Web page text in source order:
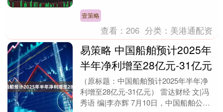
了“深....
壹策略
查看：206 分类： 美港通配资
易策略 中国船舶预计2025年
半年净利增至28亿元-31亿元
（原标题：中国船舶预计2025年半年净
利增至28亿元-31亿元） 雷达财经 文|冯
秀语 编|李亦辉 7月10日，中国船舶公